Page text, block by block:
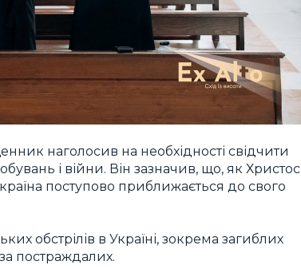
наголосив на необхідності свідчити
і війни. Він зазначив, що, як Христос
поступово приближається до свого
обстрілів в Україні, зокрема загиблих
постраждалих.